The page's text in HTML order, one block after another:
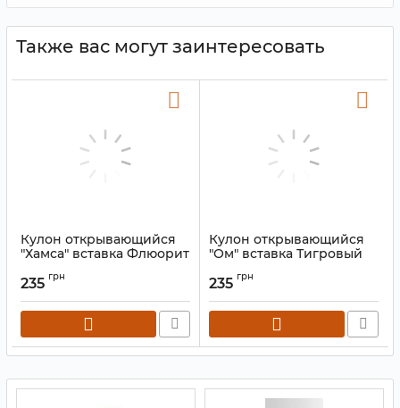
Также вас могут заинтересовать
Кулон открывающийся
"Хамса" вставка Флюорит
235 грн
Кулон открывающийся
"Ом" вставка Тигровый
Артикул:
235 грн